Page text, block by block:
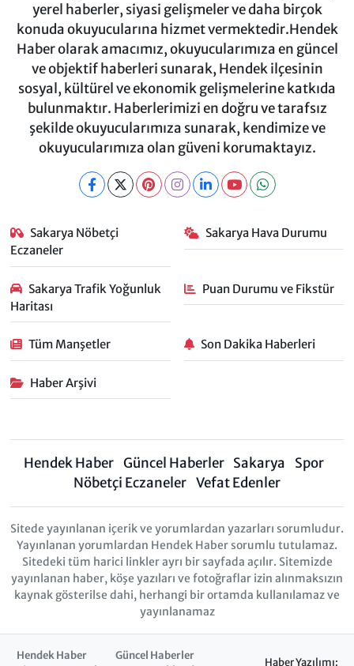
yerel haberler, siyasi gelişmeler ve daha birçok
konuda okuyucularına hizmet vermektedir.Hendek
Haber olarak amacımız, okuyucularımıza en güncel
ve objektif haberleri sunarak, Hendek ilçesinin
sosyal, kültürel ve ekonomik gelişmelerine katkıda
bulunmaktır. Haberlerimizi en doğru ve tarafsız
şekilde okuyucularımıza sunarak, kendimize ve
okuyucularımıza olan güveni korumaktayız.
Sakarya Nöbetçi
Eczaneler
Sakarya Hava Durumu
Sakarya Trafik Yoğunluk
Haritası
Puan Durumu ve Fikstür
Tüm Manşetler Son Dakika Haberleri
Haber Arşivi
Hendek Haber Güncel Haberler Sakarya
Spor
Nöbetçi Eczaneler Vefat Edenler
Sitede yayınlanan içerik ve yorumlardan yazarları sorumludur.
Yayınlanan yorumlardan Hendek Haber sorumlu tutulamaz.
Sitedeki tüm harici linkler ayrı bir sayfada açılır. Sitemizde
yayınlanan haber, köşe yazıları ve fotoğraflar izin alınmaksızın
kaynak gösterilse dahi, herhangi bir ortamda kullanılamaz ve
yayınlanamaz
Hendek Haber
Güncel Haberler
Haber Yazılımı: